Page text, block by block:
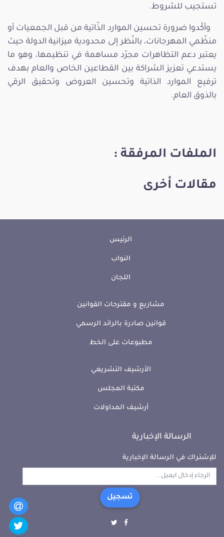
تستجيب للشروط.
وأكّدوا ضرورة تحسين الموارد الذّاتية من قبل الجمعيات أو
منظّمي المهرجانات، بالنّظر إلى محدودية ميزانية الدولة حيث
يعتبر دعم التظاهرات مجرّد مساهمة في تنظيمها، وهو ما
يستدعي تعزيز الشراكة بين القطاعين الخاص والعام بهدف
ترفيع الموارد الذاتية وتحسين العروض وتحقيق الرقي
بالذوق العام.
الملفات المرفقة :
مقالات أخرى
الرئيس
النواب
اللجان
مشاريع و مقترحات القوانين
قوانين صادرة بالرائد الرسمي
مطبوعات على الخط
الأرشيف التشريعي
مكتبة المجلس
أرشيف المداولات
الرسالة الإخبارية
للإشتراك في الرسالة الإخبارية
تسجيل